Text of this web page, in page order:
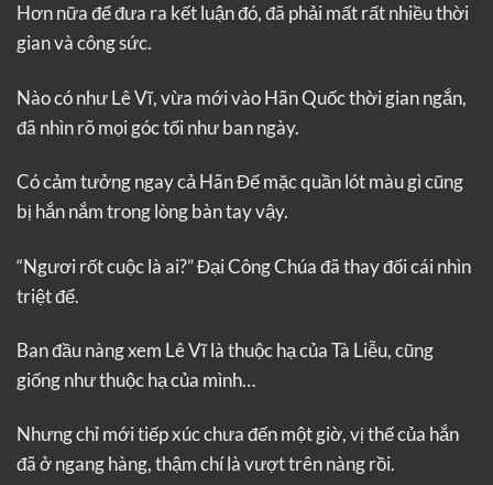
Hơn nữa để đưa ra kết luận đó, đã phải mất rất nhiều thời
gian và công sức.
Nào có như Lê Vĩ, vừa mới vào Hãn Quốc thời gian ngắn,
đã nhìn rõ mọi góc tối như ban ngày.
Có cảm tưởng ngay cả Hãn Đế mặc quần lót màu gì cũng
bị hắn nắm trong lòng bàn tay vậy.
“Ngươi rốt cuộc là ai?” Đại Công Chúa đã thay đổi cái nhìn
triệt để.
Ban đầu nàng xem Lê Vĩ là thuộc hạ của Tà Liễu, cũng
giống như thuộc hạ của mình…
Nhưng chỉ mới tiếp xúc chưa đến một giờ, vị thế của hắn
đã ở ngang hàng, thậm chí là vượt trên nàng rồi.